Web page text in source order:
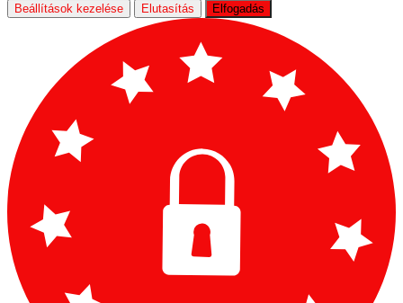
Beállítások kezelése Elutasítás Elfogadás